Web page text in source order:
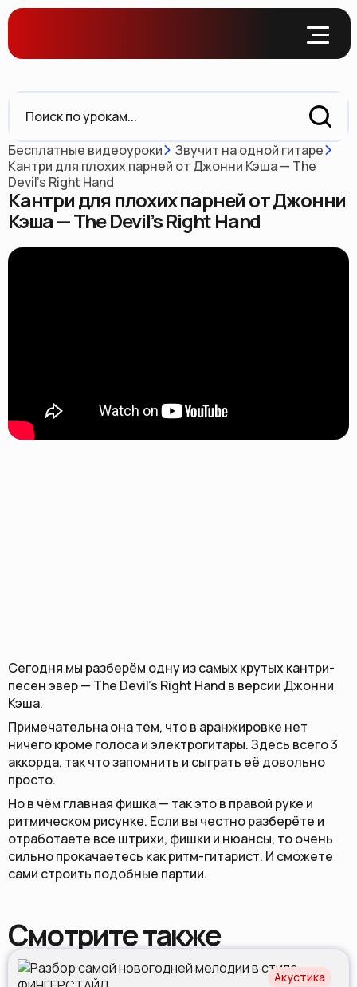
Бесплатные видеоуроки
Звучит на одной гитаре
Кантри для плохих парней от Джонни Кэша — The
Devil’s Right Hand
Кантри для плохих парней от Джонни
Кэша — The Devil’s Right Hand
Сегодня мы разберём одну из самых крутых кантри-
песен эвер — The Devil’s Right Hand в версии Джонни
Кэша.
Примечательна она тем, что в аранжировке нет
ничего кроме голоса и электрогитары. Здесь всего 3
аккорда, так что запомнить и сыграть её довольно
просто.
Но в чём главная фишка — так это в правой руке и
ритмическом рисунке. Если вы честно разберёте и
отработаете все штрихи, фишки и нюансы, то очень
сильно прокачаетесь как ритм-гитарист. И сможете
сами строить подобные партии.
Смотрите также
Акустика